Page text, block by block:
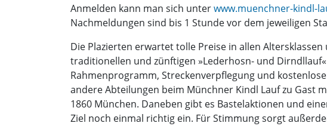
Anmelden kann man sich unterwww.muenchner-kindl-
Nachmeldungen sind bis 1 Stunde vor dem jeweiligen
Die Plazierten erwartet tolle Preise in allen
traditionellen und zünftigen »Lederhosn- und
Rahmenprogramm, Streckenverpflegung und
andere Abteilungen beim Münchner Kindl Lauf zu Gast
1860 München. Daneben gibt es Bastelaktionen und
Ziel noch einmal richtig ein. Für Stimmung sorgt